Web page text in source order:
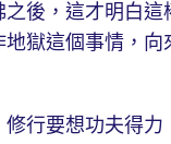
後，這才明白這
獄這個事情，向
行要想功夫得力